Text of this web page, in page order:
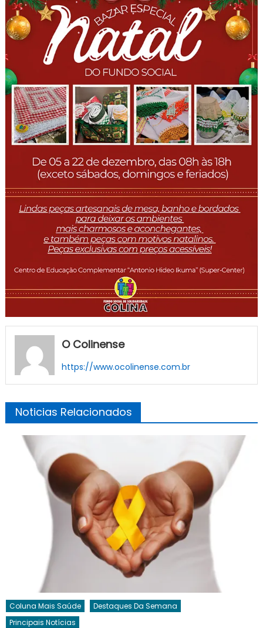
O Colinense
https://www.ocolinense.com.br
Noticias Relacionados
Coluna Mais Saúde
Destaques Da Semana
Principais Notícias